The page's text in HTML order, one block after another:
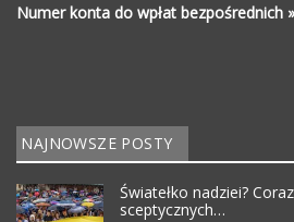
Numer konta do wpłat bezpośrednich »
NAJNOWSZE POSTY
Światełko nadziei?
sceptycznych…